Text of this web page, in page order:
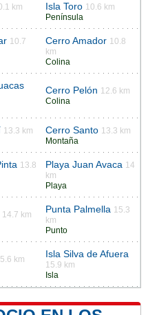
km
Isla Toro 10.6 km
Península
10.7
Cerro Amador 10.8
km
Colina
Cerro Pelón 12.6 km
Colina
13.3 km
Cerro Santo 13.3 km
Montaña
13.8
Playa Juan Avaca 14
km
Playa
14.7 km
Punta Palmella 15.3
km
Punto
km
Isla Silva de Afuera
15.9 km
Isla